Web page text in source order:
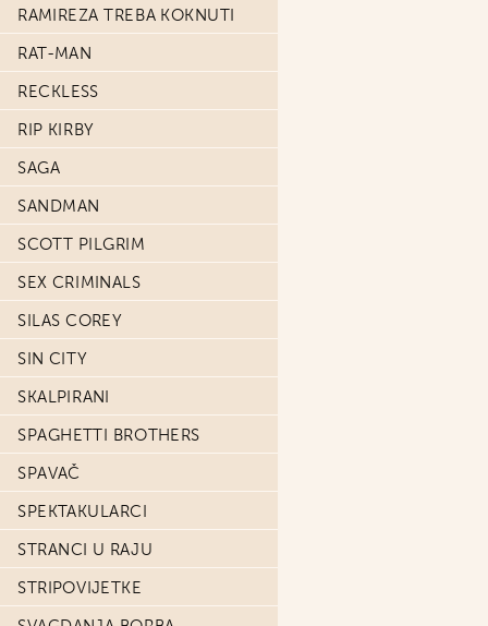
RAMIREZA TREBA KOKNUTI
RAT-MAN
RECKLESS
RIP KIRBY
SAGA
SANDMAN
SCOTT PILGRIM
SEX CRIMINALS
SILAS COREY
SIN CITY
SKALPIRANI
SPAGHETTI BROTHERS
SPAVAČ
SPEKTAKULARCI
STRANCI U RAJU
STRIPOVIJETKE